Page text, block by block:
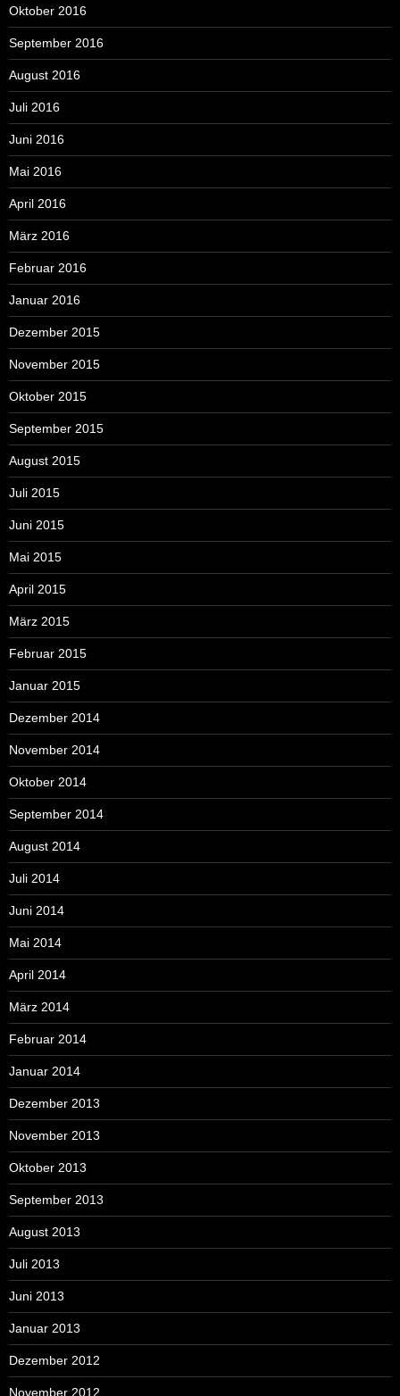
Oktober 2016
September 2016
August 2016
Juli 2016
Juni 2016
Mai 2016
April 2016
März 2016
Februar 2016
Januar 2016
Dezember 2015
November 2015
Oktober 2015
September 2015
August 2015
Juli 2015
Juni 2015
Mai 2015
April 2015
März 2015
Februar 2015
Januar 2015
Dezember 2014
November 2014
Oktober 2014
September 2014
August 2014
Juli 2014
Juni 2014
Mai 2014
April 2014
März 2014
Februar 2014
Januar 2014
Dezember 2013
November 2013
Oktober 2013
September 2013
August 2013
Juli 2013
Juni 2013
Januar 2013
Dezember 2012
November 2012